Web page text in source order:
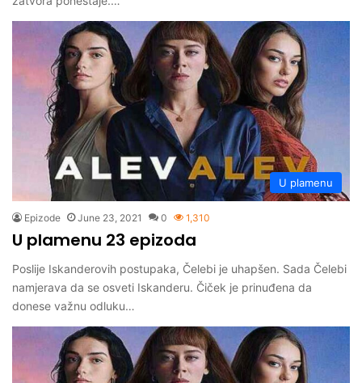
U plamenu
Epizode June 23, 2021 0 1,310
U plamenu 23 epizoda
Poslije Iskanderovih postupaka, Čelebi je uhapšen. Sada Čelebi
namjerava da se osveti Iskanderu. Čiček je prinuđena da
donese važnu odluku…